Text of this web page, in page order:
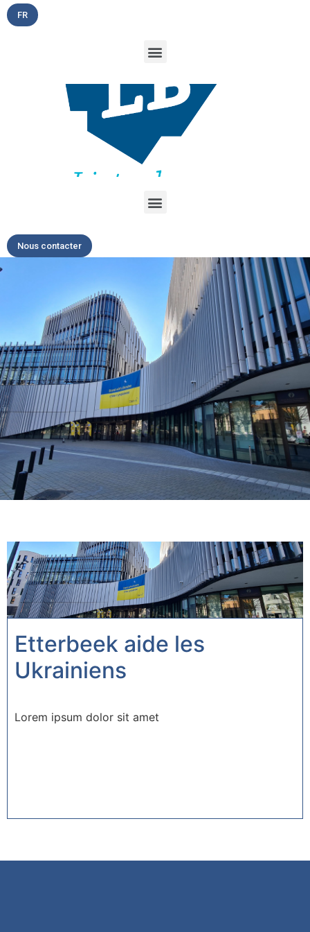
FR
Nous contacter
Etterbeek aide les
Ukrainiens
Lorem ipsum dolor sit amet